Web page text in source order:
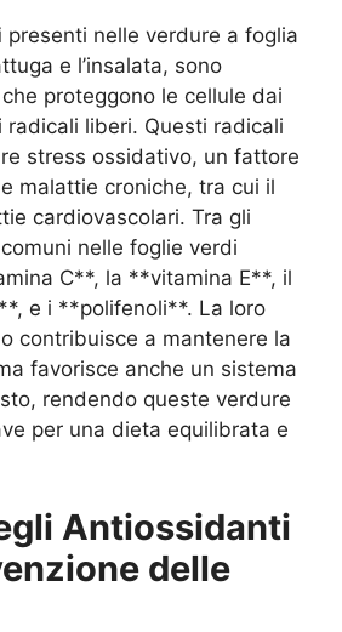
presenti nelle verdure a foglia
e l’insalata, sono
proteggono le cellule dai
radicali liberi. Questi radicali
stress ossidativo, un fattore
malattie croniche, tra cui il
cardiovascolari. Tra gli
nelle foglie verdi
C**, la **vitamina E**, il
e i **polifenoli**. La loro
contribuisce a mantenere la
favorisce anche un sistema
rendendo queste verdure
per una dieta equilibrata e
Antiossidanti
delle